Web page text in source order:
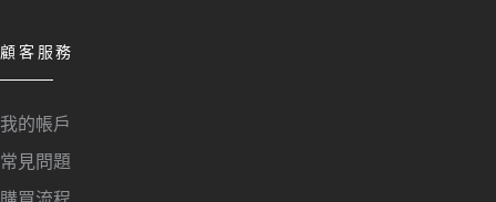
顧客服務
我的帳戶
常見問題